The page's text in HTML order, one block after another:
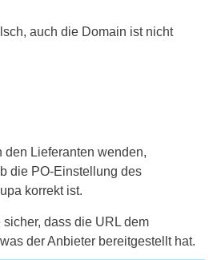
auch die Domain ist nicht
den Lieferanten wenden,
die PO-Einstellung des
korrekt ist.
dass die URL dem
der Anbieter bereitgestellt hat.